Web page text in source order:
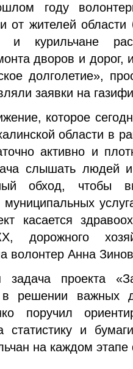
году
от жителей
и курильчане
дворов и дорог,
долголетие»,
заявки на
которое
области в
активно и
слышать людей
обход, чтобы
муниципальных
касается
дорожного
волонтер Анна
задача проекта
решении важных
поручил
и
на каждом этапе